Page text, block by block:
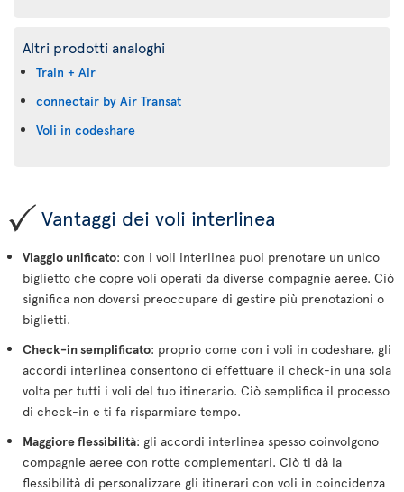
Altri prodotti analoghi
Train + Air
connectair by Air Transat
Voli in codeshare
Vantaggi dei voli interlinea
Viaggio unificato: con i voli interlinea puoi prenotare un unico
biglietto che copre voli operati da diverse compagnie aeree. Ciò
significa non doversi preoccupare di gestire più prenotazioni o
biglietti.
Check-in semplificato: proprio come con i voli in codeshare, gli
accordi interlinea consentono di effettuare il check-in una sola
volta per tutti i voli del tuo itinerario. Ciò semplifica il processo
di check-in e ti fa risparmiare tempo.
Maggiore flessibilità: gli accordi interlinea spesso coinvolgono
compagnie aeree con rotte complementari. Ciò ti dà la
flessibilità di personalizzare gli itinerari con voli in coincidenza